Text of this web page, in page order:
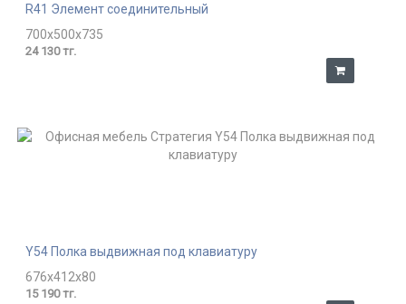
R41 Элемент соединительный
700x500x735
24 130 тг.
Y54 Полка выдвижная под клавиатуру
676x412x80
15 190 тг.